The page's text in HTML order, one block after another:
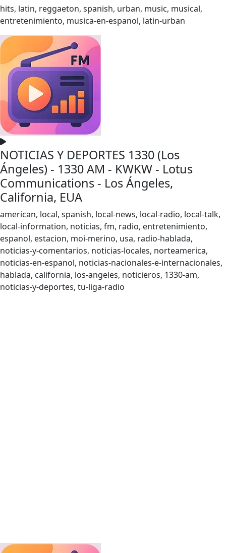
hits, latin, reggaeton, spanish, urban, music, musical,
entretenimiento, musica-en-espanol, latin-urban
NOTICIAS Y DEPORTES 1330 (Los
Ángeles) - 1330 AM - KWKW - Lotus
Communications - Los Ángeles,
California, EUA
american, local, spanish, local-news, local-radio, local-talk,
local-information, noticias, fm, radio, entretenimiento,
espanol, estacion, moi-merino, usa, radio-hablada,
noticias-y-comentarios, noticias-locales, norteamerica,
noticias-en-espanol, noticias-nacionales-e-internacionales,
hablada, california, los-angeles, noticieros, 1330-am,
noticias-y-deportes, tu-liga-radio